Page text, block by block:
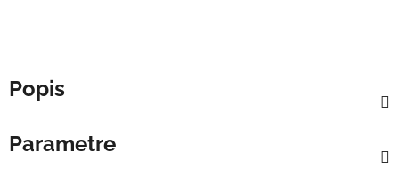
Popis
Parametre